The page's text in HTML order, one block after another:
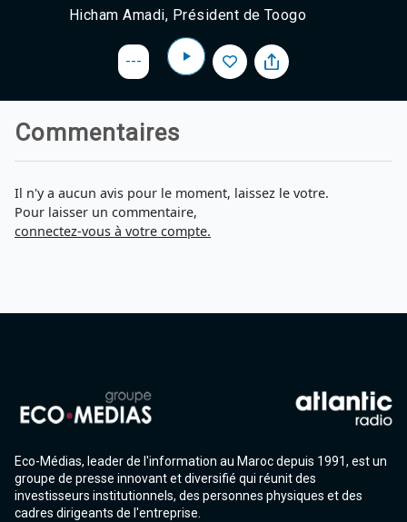
Hicham Amadi, Président de Toogo
---
Commentaires
Il n'y a aucun avis pour le moment, laissez le votre.
Pour laisser un commentaire,
connectez-vous à votre compte.
Eco-Médias, leader de l'information au Maroc depuis 1991, est un
groupe de presse innovant et diversifié qui réunit des
investisseurs institutionnels, des personnes physiques et des
cadres dirigeants de l'entreprise.